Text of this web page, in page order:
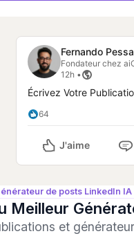
Fernando
Fondateur chez
12h •
Écrivez Votre
64
J'aime
de posts LinkedIn IA
Meilleur
et